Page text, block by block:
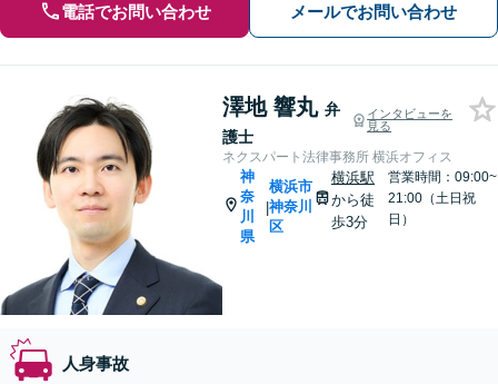
電話でお問い合わせ メールでお問い合わせ
澤地 響丸 弁
護士
インタビューを
見る
ネクスパート法律事務所 横浜オフィス
神
奈
川
県
|
横浜市
神奈川
区
横浜駅
から徒
歩3分
営業時間：09:00~
21:00（土日祝
日）
人身事故